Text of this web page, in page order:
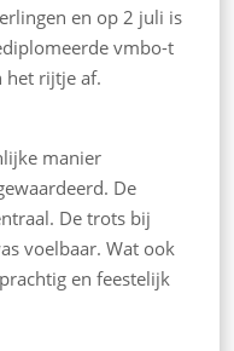
en op 2 juli is
vmbo-t
het rijtje af.
manier
De
De trots bij
voelbaar. Wat ook
en feestelijk